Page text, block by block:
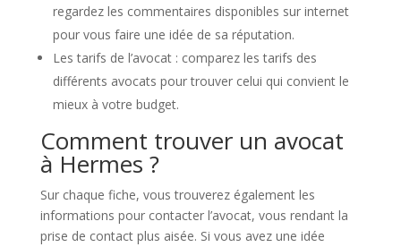
regardez les commentaires disponibles sur internet
pour vous faire une idée de sa réputation.
Les tarifs de l’avocat : comparez les tarifs des
différents avocats pour trouver celui qui convient le
mieux à votre budget.
Comment trouver un avocat
à Hermes ?
Sur chaque fiche, vous trouverez également les
informations pour contacter l’avocat, vous rendant la
prise de contact plus aisée. Si vous avez une idée